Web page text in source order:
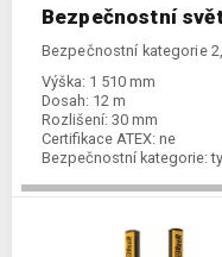
Bezpečnostní
Bezpečnostní kategorie
Výška: 1 510 mm
Dosah: 12 m
Rozlišení: 30 mm
Certifikace ATEX: ne
Bezpečnostní kategorie: